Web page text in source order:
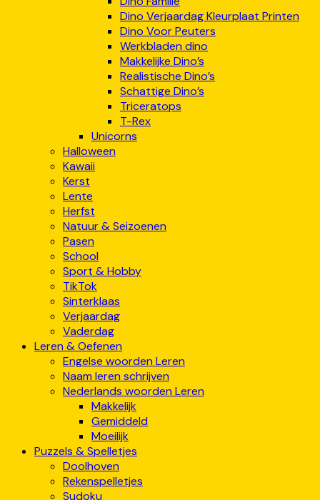
Dino Verjaardag Kleurplaat Printen
Dino Voor Peuters
Werkbladen dino
Makkelijke Dino’s
Realistische Dino’s
Schattige Dino’s
Triceratops
T-Rex
Unicorns
Halloween
Kawaii
Kerst
Lente
Herfst
Natuur & Seizoenen
Pasen
School
Sport & Hobby
TikTok
Sinterklaas
Verjaardag
Vaderdag
Leren & Oefenen
Engelse woorden Leren
Naam leren schrijven
Nederlands woorden Leren
Makkelijk
Gemiddeld
Moeilijk
Puzzels & Spelletjes
Doolhoven
Rekenspelletjes
Sudoku